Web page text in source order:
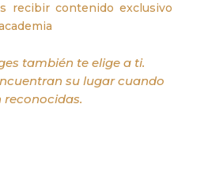
recibir contenido exclusivo
también te elige a ti.
su lugar cuando
reconocidas.